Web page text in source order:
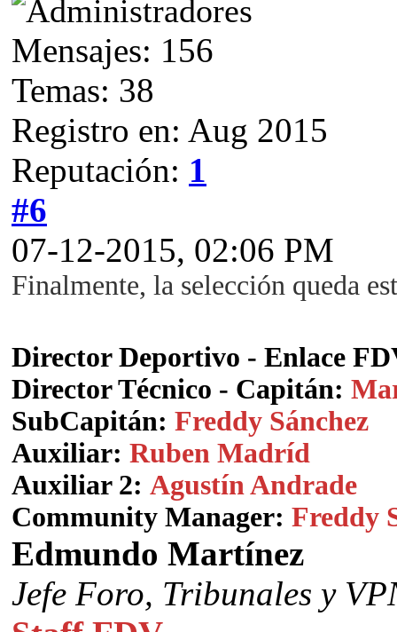
Mensajes: 156
Temas: 38
Registro en: Aug 2015
Reputación: 1
#6
07-12-2015, 02:06 PM
Finalmente, la selección queda
Director Deportivo - Enlace
Director Técnico - Capitán:
SubCapitán: Freddy Sánchez
Auxiliar: Ruben Madríd
Auxiliar 2: Agustín Andrade
Community Manager: Freddy
Edmundo Martínez
Jefe Foro, Tribunales y